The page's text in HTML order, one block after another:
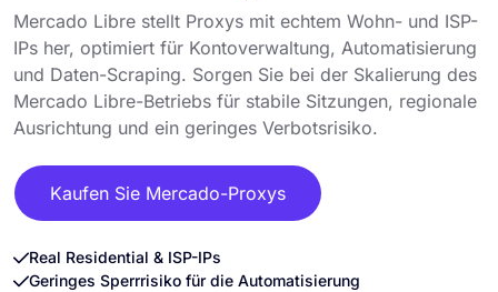
Mercado Libre stellt Proxys mit echtem Wohn- und ISP-
IPs her, optimiert für Kontoverwaltung, Automatisierung
und Daten-Scraping. Sorgen Sie bei der Skalierung des
Mercado Libre-Betriebs für stabile Sitzungen, regionale
Ausrichtung und ein geringes Verbotsrisiko.
Kaufen Sie Mercado-Proxys
Real Residential & ISP-IPs
Geringes Sperrrisiko für die Automatisierung